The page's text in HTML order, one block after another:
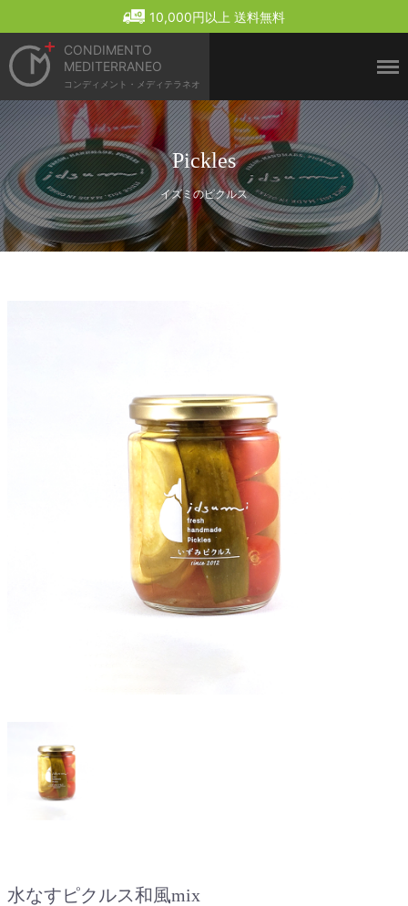
10,000円以上 送料無料
CONDIMENTO
MEDITERRANEO
コンディメント・メディテラネオ
Pickles
イズミのピクルス
水なすピクルス和風mix